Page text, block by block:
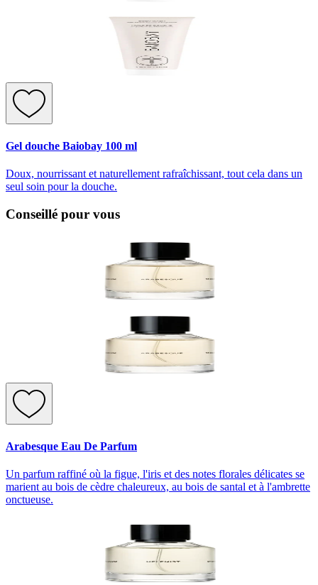
Gel douche Baiobay 100 ml
Doux, nourrissant et naturellement rafraîchissant, tout cela dans un
seul soin pour la douche.
Conseillé pour vous
Arabesque Eau De Parfum
Un parfum raffiné où la figue, l'iris et des notes florales délicates se
marient au bois de cèdre chaleureux, au bois de santal et à l'ambrette
onctueuse.